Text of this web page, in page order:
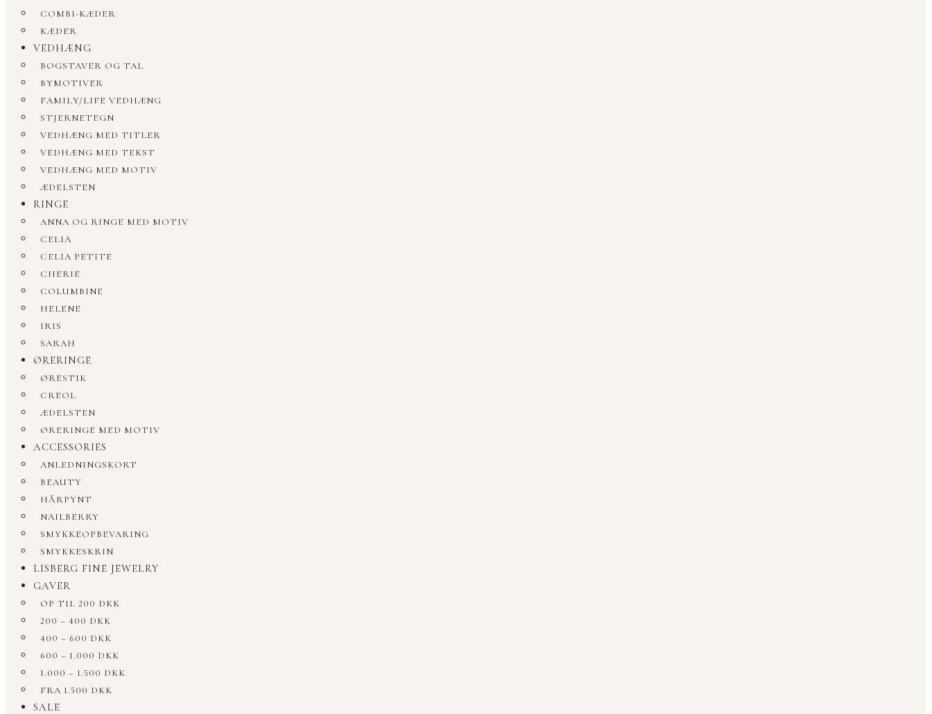
COMBI-KÆDER
KÆDER
VEDHÆNG
BOGSTAVER OG TAL
BYMOTIVER
FAMILY/LIFE VEDHÆNG
STJERNETEGN
VEDHÆNG MED TITLER
VEDHÆNG MED TEKST
VEDHÆNG MED MOTIV
ÆDELSTEN
RINGE
ANNA OG RINGE MED MOTIV
CELIA
CELIA PETITE
CHERIE
COLUMBINE
HELENE
IRIS
SARAH
ØRERINGE
ØRESTIK
CREOL
ÆDELSTEN
ØRERINGE MED MOTIV
ACCESSORIES
ANLEDNINGSKORT
BEAUTY
HÅRPYNT
NAILBERRY
SMYKKEOPBEVARING
SMYKKESKRIN
LISBERG FINE JEWELRY
GAVER
OP TIL 200 DKK
200 – 400 DKK
400 – 600 DKK
600 – 1.000 DKK
1.000 – 1.500 DKK
FRA 1.500 DKK
SALE